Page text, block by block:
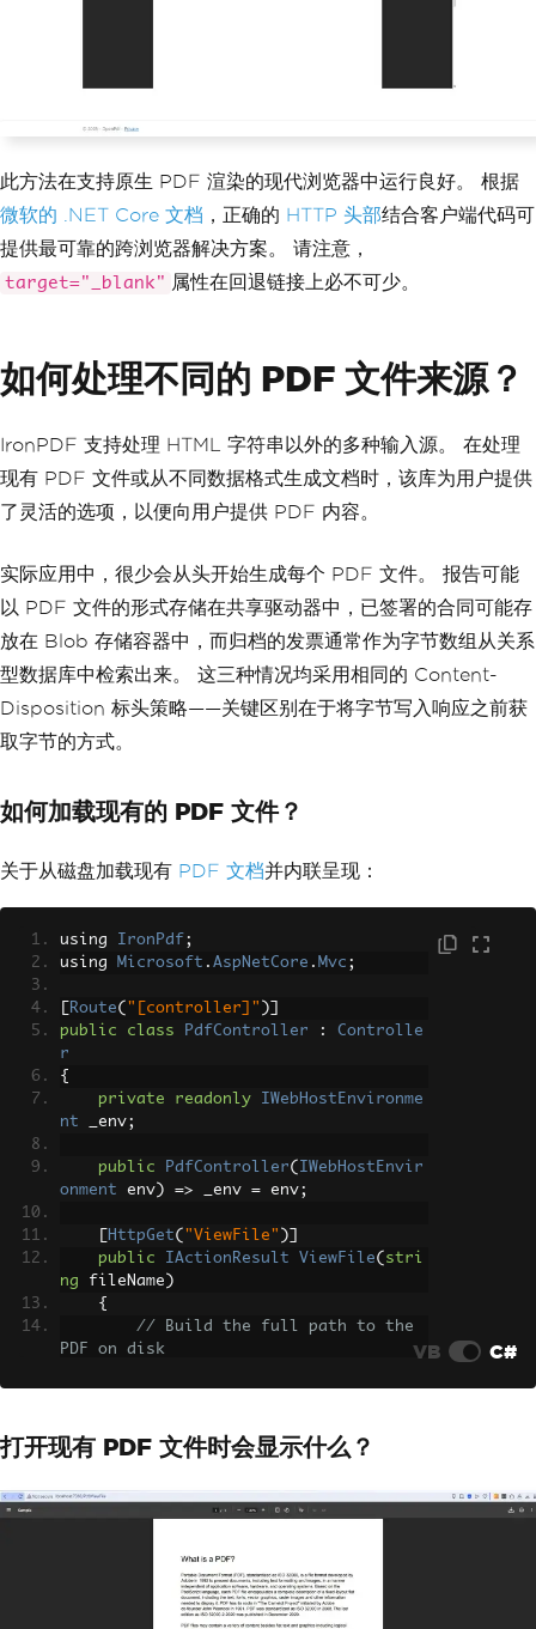
此方法在支持原生 PDF 渲染的现代浏览器中运行良好。 根据
微软的 .NET Core 文档 ，正确的 HTTP 头部结合客户端代码可
提供最可靠的跨浏览器解决方案。 请注意，
target="_blank" 属性在回退链接上必不可少。
如何处理不同的 PDF 文件来源？
IronPDF 支持处理 HTML 字符串以外的多种输入源。 在处理
现有 PDF 文件或从不同数据格式生成文档时，该库为用户提供
了灵活的选项，以便向用户提供 PDF 内容。
实际应用中，很少会从头开始生成每个 PDF 文件。 报告可能
以 PDF 文件的形式存储在共享驱动器中，已签署的合同可能存
放在 Blob 存储容器中，而归档的发票通常作为字节数组从关系
型数据库中检索出来。 这三种情况均采用相同的 Content-
Disposition 标头策略——关键区别在于将字节写入响应之前获
取字节的方式。
如何加载现有的 PDF 文件？
关于从磁盘加载现有 PDF 文档并内联呈现：
using IronPdf ;
using Microsoft . AspNetCore . Mvc ;
Route( "[controller]" )]
public
class PdfController :
Controlle
r
{
private
readonly
IWebHostEnvironme
nt _env;
public PdfController( IWebHostEnvir
onment env ) => _env = env;
HttpGet( "ViewFile" )]
public
IActionResult ViewFile( stri
ng fileName )
{
// Build the full path to the
PDF on disk
// Load the existing PDF docum
ent
// Read the binary content fro
m the PDF stream
[] bytes = pdf.Stream
VB C#
打开现有 PDF 文件时会显示什么？